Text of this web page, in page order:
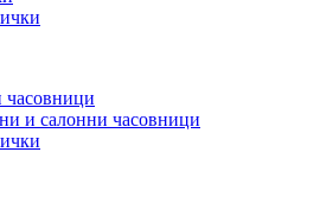
часовници
и салонни часовници